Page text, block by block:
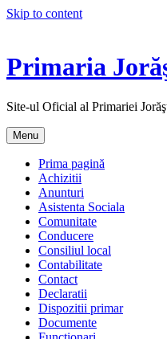
Skip to content
Primaria
Site-ul Oficial al Primariei
Menu
Prima pagină
Achizitii
Anunturi
Asistenta Sociala
Comunitate
Conducere
Consiliul local
Contabilitate
Contact
Declaratii
Dispozitii primar
Documente